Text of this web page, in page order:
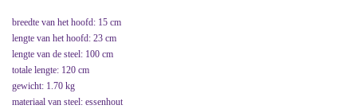
breedte van het hoofd: 15 cm
lengte van het hoofd: 23 cm
lengte van de steel: 100 cm
totale lengte: 120 cm
gewicht: 1.70 kg
materiaal van steel: essenhout